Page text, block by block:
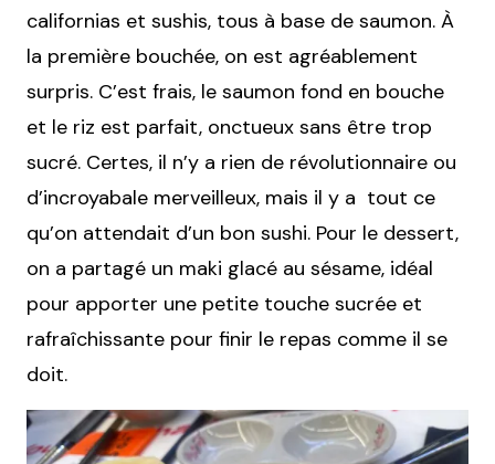
californias et sushis, tous à base de saumon. À
la première bouchée, on est agréablement
surpris. C’est frais, le saumon fond en bouche
et le riz est parfait, onctueux sans être trop
sucré. Certes, il n’y a rien de révolutionnaire ou
d’incroyabale merveilleux, mais il y a tout ce
qu’on attendait d’un bon sushi. Pour le dessert,
on a partagé un maki glacé au sésame, idéal
pour apporter une petite touche sucrée et
rafraîchissante pour finir le repas comme il se
doit.